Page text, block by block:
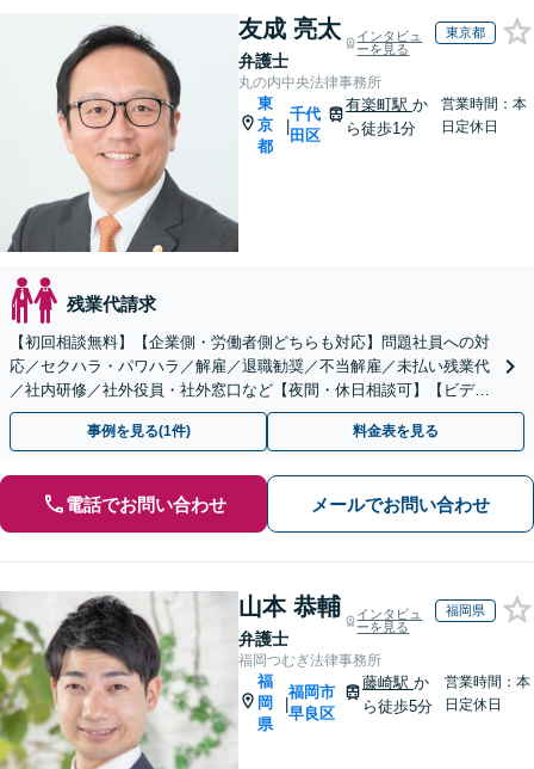
友成 亮太
弁護士
インタビュ
ーを見る
東京都
丸の内中央法律事務所
東
京
都
|
千代
田区
有楽町駅か
ら徒歩1分
営業時間：本
日定休日
残業代請求
【初回相談無料】【企業側・労働者側どちらも対応】問題社員への対
応／セクハラ・パワハラ／解雇／退職勧奨／不当解雇／未払い残業代
／社内研修／社外役員・社外窓口など【夜間・休日相談可】【ビデオ
面談】【有楽町駅1分】
事例を見る(1件) 料金表を見る
電話でお問い合わせ メールでお問い合わせ
山本 恭輔
弁護士
インタビュ
ーを見る
福岡県
福岡つむぎ法律事務所
福
岡
県
|
福岡市
早良区
藤崎駅 か
ら徒歩5分
営業時間：本
日定休日